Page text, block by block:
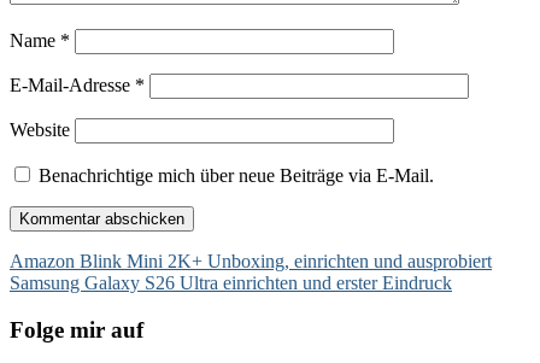
Name *
E-Mail-Adresse *
Website
Benachrichtige mich über neue Beiträge via E-Mail.
Beitragsnavigation
Amazon Blink Mini 2K+ Unboxing, einrichten und ausprobiert
Samsung Galaxy S26 Ultra einrichten und erster Eindruck
Folge mir auf